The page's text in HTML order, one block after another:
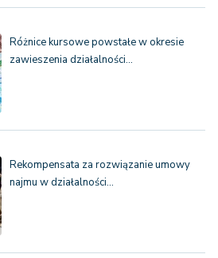
Różnice kursowe powstałe w okresie
zawieszenia działalności…
Rekompensata za rozwiązanie umowy
najmu w działalności…